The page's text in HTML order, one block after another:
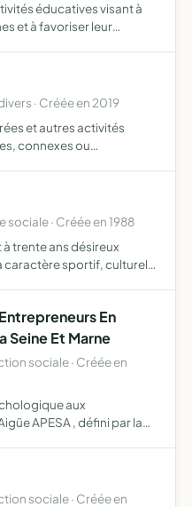
éducatives visant à
et à favoriser leur
· Créée en 2019
et autres activités
connexes ou
sociale · Créée en 1988
trente ans désireux
caractère sportif, culturel
En
Seine Et Marne
sociale · Créée en
aux
APESA , défini par la
sociale · Créée en